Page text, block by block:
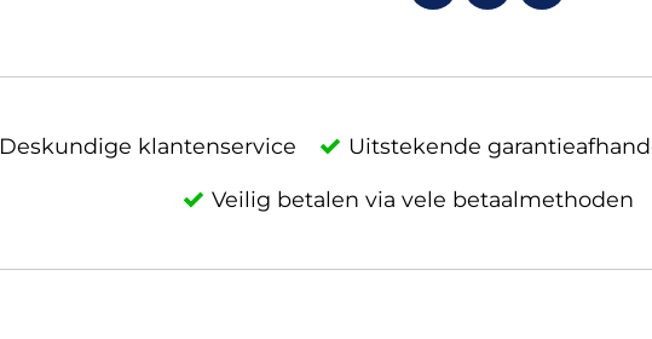
Deskundige klantenservice Uitstekende
Veilig betalen via vele betaalmethoden